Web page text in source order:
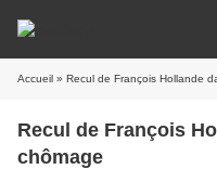
Accueil » Recul de François Hollande
Recul de François
chômage